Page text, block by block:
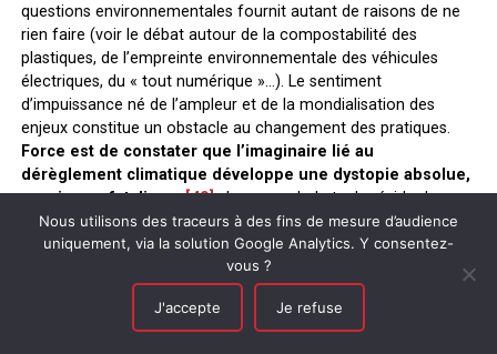
questions environnementales fournit autant de raisons de ne
rien faire (voir le débat autour de la compostabilité des
plastiques, de l’empreinte environnementale des véhicules
électriques, du « tout numérique »…). Le sentiment
d’impuissance né de l’ampleur et de la mondialisation des
enjeux constitue un obstacle au changement des pratiques.
Force est de constater que l’imaginaire lié au
dérèglement climatique développe une dystopie absolue,
propice au fatalisme[40] . Le second obstacle réside dans
l’insuffisance des informations mises à disposition sur les
produits et services, et qui seraient susceptibles, à qualité
égale, de guider – pour ceux qui le souhaitent – le choix d’une
consommation responsable. De ce point de vue, les avancées
de l’Union européenne sur la mise en place d’une méthode
harmonisée de calcul de l’empreinte environnementale des
Nous utilisons des traceurs à des fins de mesure d’audience
uniquement, via la solution Google Analytics. Y consentez-
vous ?
J'accepte Je refuse